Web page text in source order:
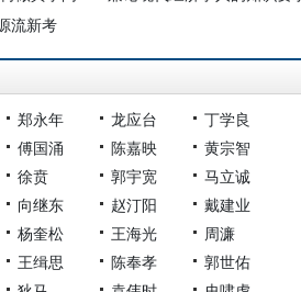
流新考
郑永年 龙应台
丁学良
傅国涌 陈嘉映
黄宗智
徐贲 郭宇宽
马立诚
向继东 赵汀阳
戴建业
杨奎松 王海光
周濂
王缉思 陈奉孝
郭世佑